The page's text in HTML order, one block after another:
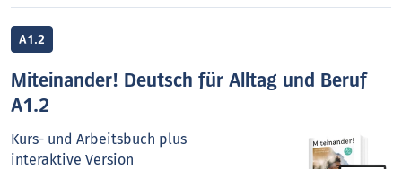
A1.2
Miteinander! Deutsch für Alltag und Beruf
A1.2
Kurs- und Arbeitsbuch plus
interaktive Version